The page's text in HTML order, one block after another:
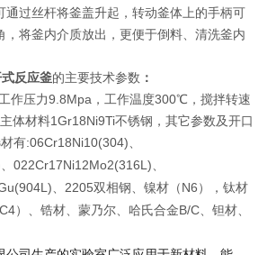
通过丝杆将釜盖升起，转动釜体上的手柄可
，将釜内介质放出，更便于倒料、清洗釜内
反应釜的主要技术参数 ：
作压力9.8Mpa，工作温度300℃，搅拌转速
体材料1Gr18Ni9Ti不锈钢，其它参数及开口
有:06Cr18Ni10(304)、
、022Cr17Ni12Mo2(316L)、
、2205双相钢、镍材（ N6 ），钛材
）、锆材、蒙乃尔、哈氏合金B/C、钽材、